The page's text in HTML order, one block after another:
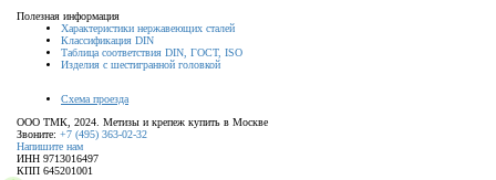
Полезная информация
Характеристики нержавеющих сталей
Классификация DIN
Таблица соответствия DIN, ГОСТ, ISO
Изделия с шестигранной головкой
Схема проезда
ООО ТМК, 2024. Метизы и крепеж купить в Москве
Звоните: +7 (495) 363-02-32
Напишите нам
ИНН 9713016497
КПП 645201001